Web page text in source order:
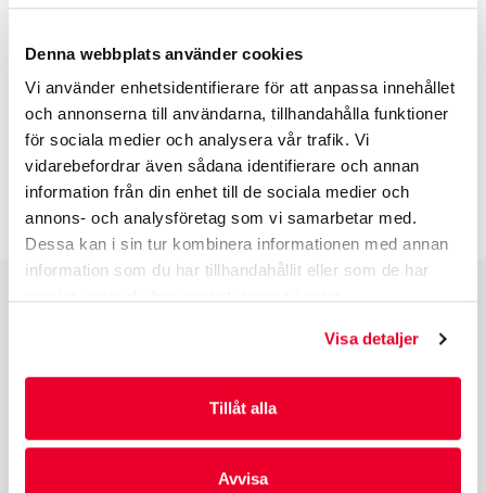
Denna webbplats använder cookies
Vi använder enhetsidentifierare för att anpassa innehållet
och annonserna till användarna, tillhandahålla funktioner
för sociala medier och analysera vår trafik. Vi
vidarebefordrar även sådana identifierare och annan
information från din enhet till de sociala medier och
annons- och analysföretag som vi samarbetar med.
Dessa kan i sin tur kombinera informationen med annan
information som du har tillhandahållit eller som de har
Visa detaljer
Tillåt alla
Avvisa
EGENSKAPER
BESKRIVNING
INFO INNAN DU ORDERAR
LAMINERADE FÖRPACKNINGAR
KUVERT OCH POSTFÖRPACKNINGAR
LÄKEMEDELSFÖRPACKNINGAR